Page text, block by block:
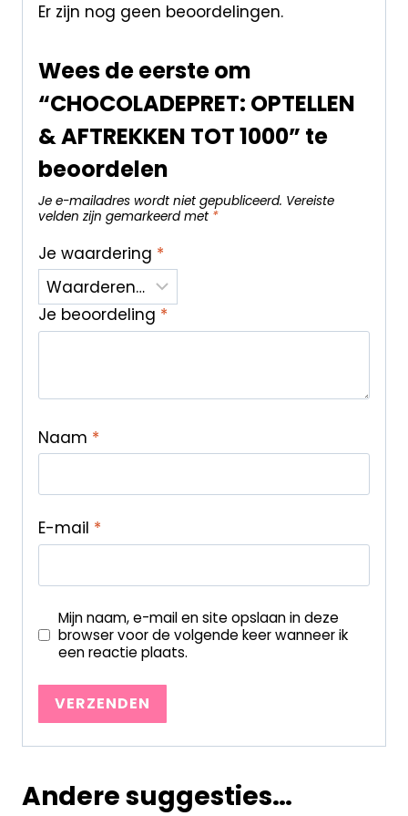
Er zijn nog geen beoordelingen.
Wees de eerste om
“CHOCOLADEPRET: OPTELLEN
& AFTREKKEN TOT 1000” te
beoordelen
Je e-mailadres wordt niet gepubliceerd. Vereiste
velden zijn gemarkeerd met *
Je waardering *
Je beoordeling *
Naam *
E-mail *
Mijn naam, e-mail en site opslaan in deze
browser voor de volgende keer wanneer ik
een reactie plaats.
Andere suggesties…